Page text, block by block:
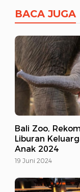
BACA JUGA
Bali Zoo,
Liburan
Anak 2024
19 Juni 2024